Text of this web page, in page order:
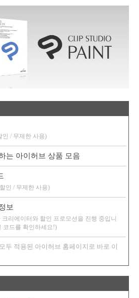
인 / 무제한 사용)
는 아이허브 상품 모음
인 / 무제한 사용)
보
리에이터와 할인 프로모션을 진행 중입니
코드를 확인하세요!)
두 적용된 아이허브 홈페이지로 바로 이